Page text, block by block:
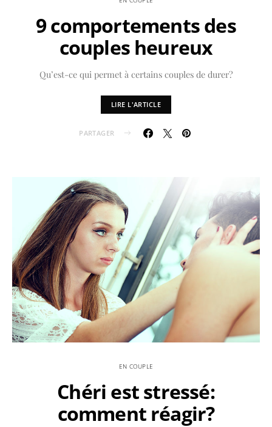
9 comportements des
couples heureux
Qu’est-ce qui permet à certains couples de durer?
LIRE L'ARTICLE
PARTAGER
EN COUPLE
Chéri est stressé:
comment réagir?